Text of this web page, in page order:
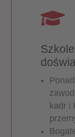

kadr i